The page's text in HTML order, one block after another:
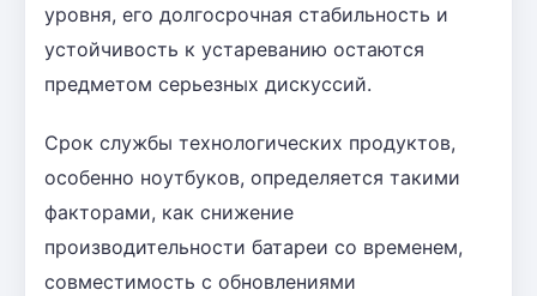
уровня, его долгосрочная стабильность и
устойчивость к устареванию остаются
предметом серьезных дискуссий.
Срок службы технологических продуктов,
особенно ноутбуков, определяется такими
факторами, как снижение
производительности батареи со временем,
совместимость с обновлениями